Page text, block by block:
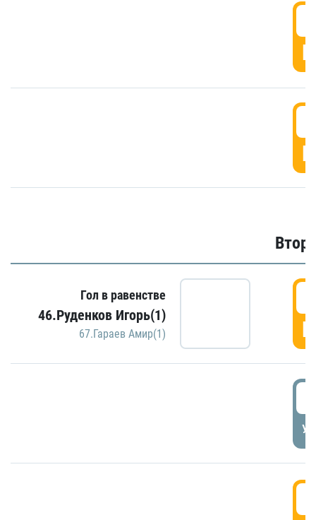
Гол в равенстве
46.Руденков Игорь(1)
67.Гараев Амир(1)